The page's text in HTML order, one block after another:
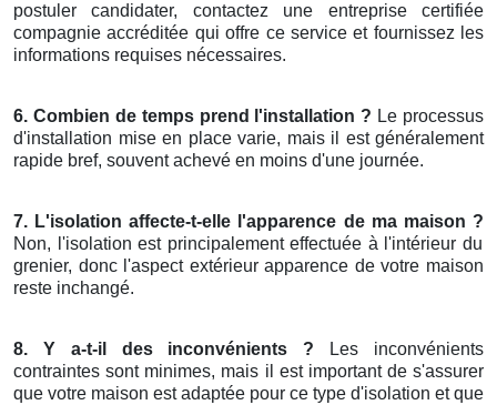
postuler candidater, contactez une entreprise certifiée
compagnie accréditée qui offre ce service et fournissez les
informations requises nécessaires.
6. Combien de temps prend l'installation ? Le processus
d'installation mise en place varie, mais il est généralement
rapide bref, souvent achevé en moins d'une journée.
7. L'isolation affecte-t-elle l'apparence de ma maison ?
Non, l'isolation est principalement effectuée à l'intérieur du
grenier, donc l'aspect extérieur apparence de votre maison
reste inchangé.
8. Y a-t-il des inconvénients ? Les inconvénients
contraintes sont minimes, mais il est important de s'assurer
que votre maison est adaptée pour ce type d'isolation et que